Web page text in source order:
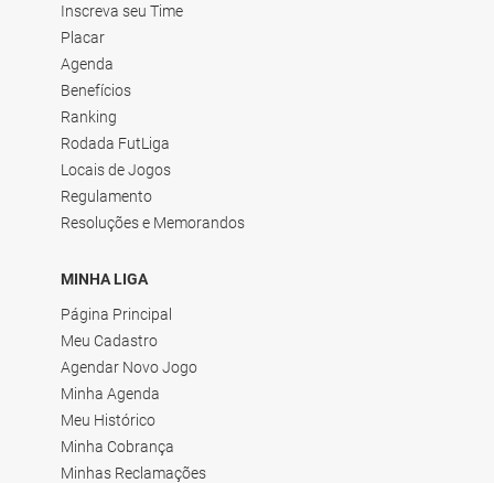
Inscreva seu Time
Placar
Agenda
Benefícios
Ranking
Rodada FutLiga
Locais de Jogos
Regulamento
Resoluções e Memorandos
MINHA LIGA
Página Principal
Meu Cadastro
Agendar Novo Jogo
Minha Agenda
Meu Histórico
Minha Cobrança
Minhas Reclamações